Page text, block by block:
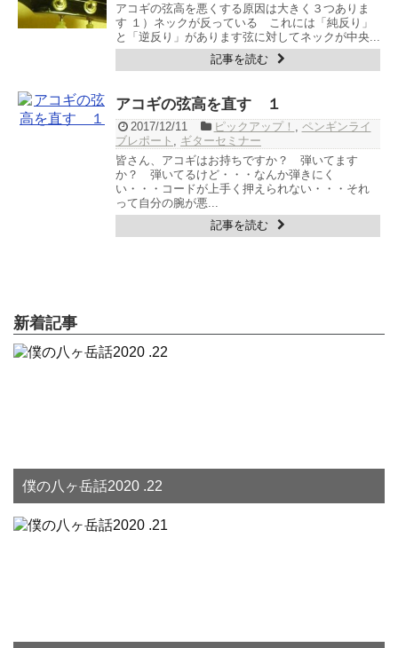
アコギの弦高を悪くする原因は大きく３つありま
す １）ネックが反っている これには「純反り」
と「逆反り」があります弦に対してネックが中央...
記事を読む
アコギの弦高を直す １
2017/12/11 ピックアップ！
ペンギンライ
ブレポート
ギターセミナー
皆さん、アコギはお持ちですか？ 弾いてます
か？ 弾いてるけど・・・なんか弾きにく
い・・・コードが上手く押えられない・・・それ
って自分の腕が悪...
記事を読む
新着記事
僕の八ヶ岳話2020 .22